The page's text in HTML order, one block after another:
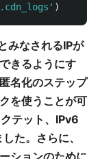
.cdn_logs ' )
みなされるIPが
きるようにす
名化のステップ
を使うことが可
テット、IPv6
た。さらに、
ションのために